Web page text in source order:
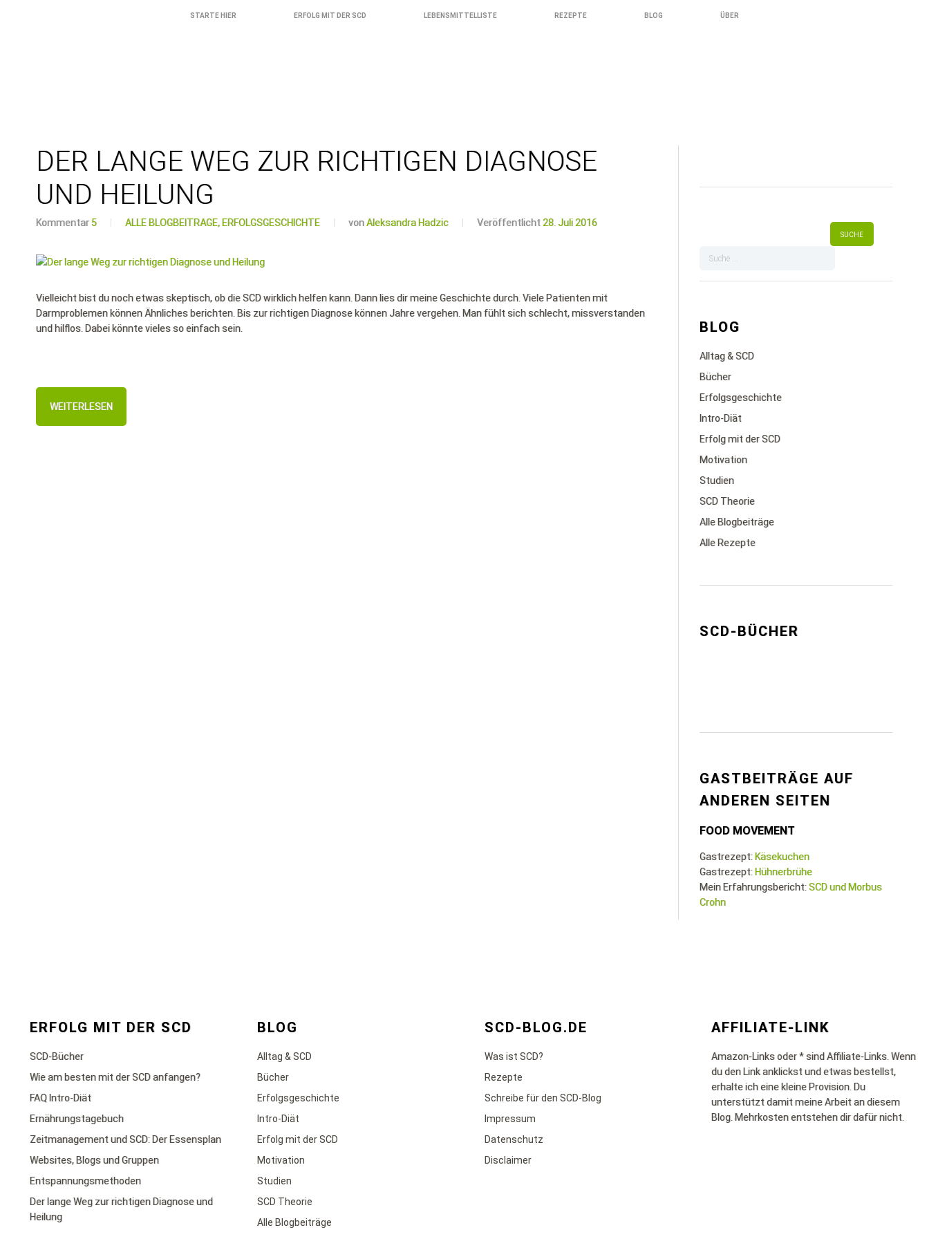
STARTE HIER ERFOLG MIT DER SCD LEBENSMITTELLISTE REZEPTE BLOG ÜBER
DER LANGE WEG ZUR RICHTIGEN DIAGNOSE
UND HEILUNG
Kommentar5 ALLE BLOGBEITRÄGE, ERFOLGSGESCHICHTE vonAleksandra Hadzic Veröffentlicht 28. Juli 2016
Vielleicht bist du noch etwas skeptisch, ob die SCD wirklich helfen kann. Dann lies dir meine Geschichte durch. Viele Patienten mit
Darmproblemen können Ähnliches berichten. Bis zur richtigen Diagnose können Jahre vergehen. Man fühlt sich schlecht, missverstanden
und hilflos. Dabei könnte vieles so einfach sein.
WEITERLESEN
BLOG
Alltag & SCD
Bücher
Erfolgsgeschichte
Intro-Diät
Erfolg mit der SCD
Motivation
Studien
SCD Theorie
Alle Blogbeiträge
Alle Rezepte
SCD-BÜCHER
GASTBEITRÄGE AUF
ANDEREN SEITEN
FOOD MOVEMENT
Gastrezept: Käsekuchen
Gastrezept: Hühnerbrühe
Mein Erfahrungsbericht:SCD und Morbus
Crohn
ERFOLG MIT DER SCD
SCD-Bücher
Wie am besten mit der SCD anfangen?
FAQ Intro-Diät
Ernährungstagebuch
Zeitmanagement und SCD: Der Essensplan
Websites, Blogs und Gruppen
Entspannungsmethoden
Der lange Weg zur richtigen Diagnose und
Heilung
BLOG
Alltag & SCD
Bücher
Erfolgsgeschichte
Intro-Diät
Erfolg mit der SCD
Motivation
Studien
SCD Theorie
Alle Blogbeiträge
SCD-BLOG.DE
Was ist SCD?
Rezepte
Schreibe für den SCD-Blog
Impressum
Datenschutz
Disclaimer
AFFILIATE-LINK
Amazon-Links oder * sind Affiliate-Links. Wenn
du den Link anklickst und etwas bestellst,
erhalte ich eine kleine Provision. Du
unterstützt damit meine Arbeit an diesem
Blog. Mehrkosten entstehen dir dafür nicht.